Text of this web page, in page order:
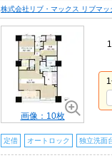
株式会社リブ・マックス リブマッ
画像：10枚
定借 オートロック 独立洗面